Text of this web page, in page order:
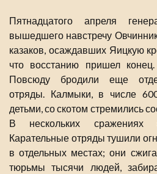
Пятнадцатого апреля
вышедшего навстречу
казаков, осаждавших Яицкую
что восстанию пришел
Повсюду бродили еще
отряды. Калмыки, в числе
детьми, со скотом стремились
В нескольких
Карательные отряды тушили
в отдельных местах; они
тюрьмы тысячи людей,